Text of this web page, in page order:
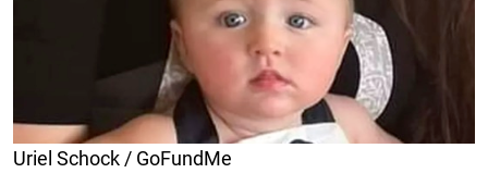
Uriel Schock / GoFundMe